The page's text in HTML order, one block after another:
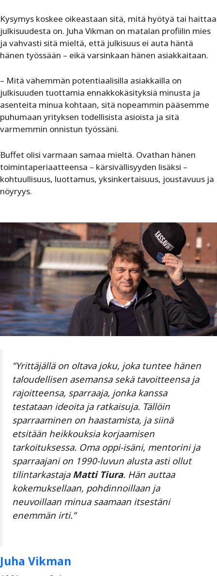
Kysymys koskee oikeastaan sitä, mitä hyötyä tai haittaa
julkisuudesta on. Juha Vikman on matalan profiilin mies
ja vahvasti sitä mieltä, että julkisuus ei auta häntä
hänen työssään – eikä varsinkaan hänen asiakkaitaan.
– Mitä vähemmän potentiaalisilla asiakkailla on
julkisuuden tuottamia ennakkokäsityksiä minusta ja
asenteita minua kohtaan, sitä nopeammin pääsemme
puhumaan yrityksen todellisista asioista ja sitä
varmemmin onnistun työssäni.
Buffet olisi varmaan samaa mieltä. Ovathan hänen
toimintaperiaatteensa – kärsivällisyyden lisäksi –
kohtuullisuus, luottamus, yksinkertaisuus, joustavuus ja
nöyryys.
”Yrittäjällä on oltava joku, joka tuntee hänen
taloudellisen asemansa sekä tavoitteensa ja
rajoitteensa, sparraaja, jonka kanssa
testataan ideoita ja ratkaisuja. Tällöin
sparraaminen on haastamista, ja siinä
etsitään heikkouksia korjaamisen
tarkoituksessa. Oma oppi-isäni, mentorini ja
sparraajani on 1990-luvun alusta asti ollut
tilintarkastaja Matti Tiura. Hän auttaa
kokemuksellaan, pohdinnoillaan ja
neuvoillaan minua saamaan itsestäni
enemmän irti.”
Juha Vikman